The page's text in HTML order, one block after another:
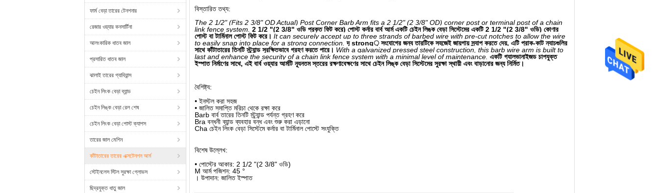
ফার্ম বেড়া তারের টেনশনার
রেজার ওয়্যার কনসার্টিনা
আলংকারিক ধাতব জাল
প্রসারিত ধাতব জাল
ঝালাই তারের গ্যাবিয়ান্স
চেইন লিংক বেড়া ব্যান্ড
চেইন লিঙ্ক বেড়া রেল শেষ
চেইন লিংক বেড়া পোস্ট ক্যাপস
তারের জাল মেশিন
কাঁটাতারের তারের এক্সটেনশন আর্ম
স্টেইনলেস স্টিল সুরক্ষা গ্লোভস
ছিদ্রযুক্ত ধাতু জাল
বিস্তারিত তথ্য:
The 2 1/2" (Fits 2 3/8" OD Actual) Post Corner Barb Arm fits a 2 1/2" (2 3/8" OD) corner post or terminal post of a chain
link fence system. 2 1/2 "(2 3/8" ওডি প্রকৃত ফিট করে) পোস্ট কর্নার বার্ব আর্ম একটি চেইন লিঙ্ক বেড়া সিস্টেমের একটি 2 1/2 "(2 3/8" ওডি) কোণার
পোস্ট বা টার্মিনাল পোস্ট ফিট করে। It can securely accept up to three strands of barbed wire with pre-cut notches to allow the wire
to easily snap into place for a strong connection. দৃ strong় সংযোগের জন্য তারটিকে সহজেই জায়গায় স্ন্যাপ করতে দেয়, এটি প্রাক-কাট ন্যাচগুলির
সাথে কাঁটাতারের তিনটি স্ট্র্যান্ড সুরক্ষিতভাবে গ্রহণ করতে পারে। With a galvanized pressed steel construction, this barb wire arm is built to
last and enhance the security of a chain link fence system with a minimal level of maintenance. একটি গ্যালভানাইজড চাপযুক্ত
ইস্পাত নির্মাণের সাথে, এই বার্ব ওয়্যার আর্মটি ন্যূনতম স্তরের রক্ষণাবেক্ষণের সাথে চেইন লিঙ্ক বেড়া সিস্টেমের সুরক্ষা স্থায়ী এবং বাড়ানোর জন্য নির্মিত।
বৈশিষ্ট্য:
• ইনস্টল করা সহজ
• জালিত সমাপ্তি মরিচা থেকে রক্ষা করে
Barb বার্ব তারের তিনটি স্ট্র্যান্ড পর্যন্ত গ্রহণ করে
Bra বন্ধনী ব্যান্ড ব্যবহার বন্ধ এবং শুরু করা এড়ানো
Cha চেইন লিংক বেড়া সিস্টেমে কর্নার বা টার্মিনাল পোস্টে সংযুক্তি
বিশেষ উল্লেখ:
• পোস্টের আকার: 2 1/2 "(2 3/8" ওডি)
M আর্ম পজিশন: 45 °
। উপাদান: জালিত ইস্পাত